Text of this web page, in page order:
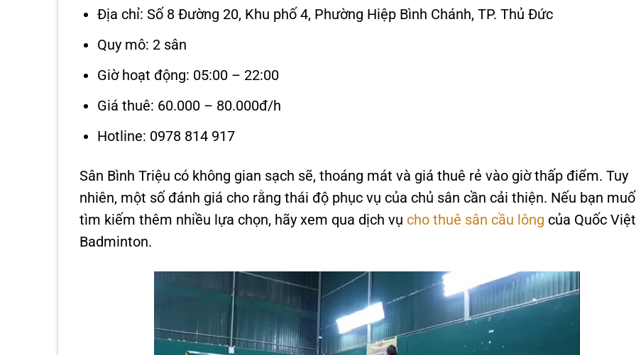
Địa chỉ: Số 8 Đường 20, Khu phố 4, Phường Hiệp Bình Chánh, TP. Thủ Đức
Quy mô: 2 sân
Giờ hoạt động: 05:00 – 22:00
Giá thuê: 60.000 – 80.000đ/h
Hotline: 0978 814 917
Sân Bình Triệu có không gian sạch sẽ, thoáng mát và giá thuê rẻ vào giờ thấp điểm. Tuy
nhiên, một số đánh giá cho rằng thái độ phục vụ của chủ sân cần cải thiện. Nếu bạn
tìm kiếm thêm nhiều lựa chọn, hãy xem qua dịch vụ cho thuê sân cầu lông của Quốc Việt
Badminton.